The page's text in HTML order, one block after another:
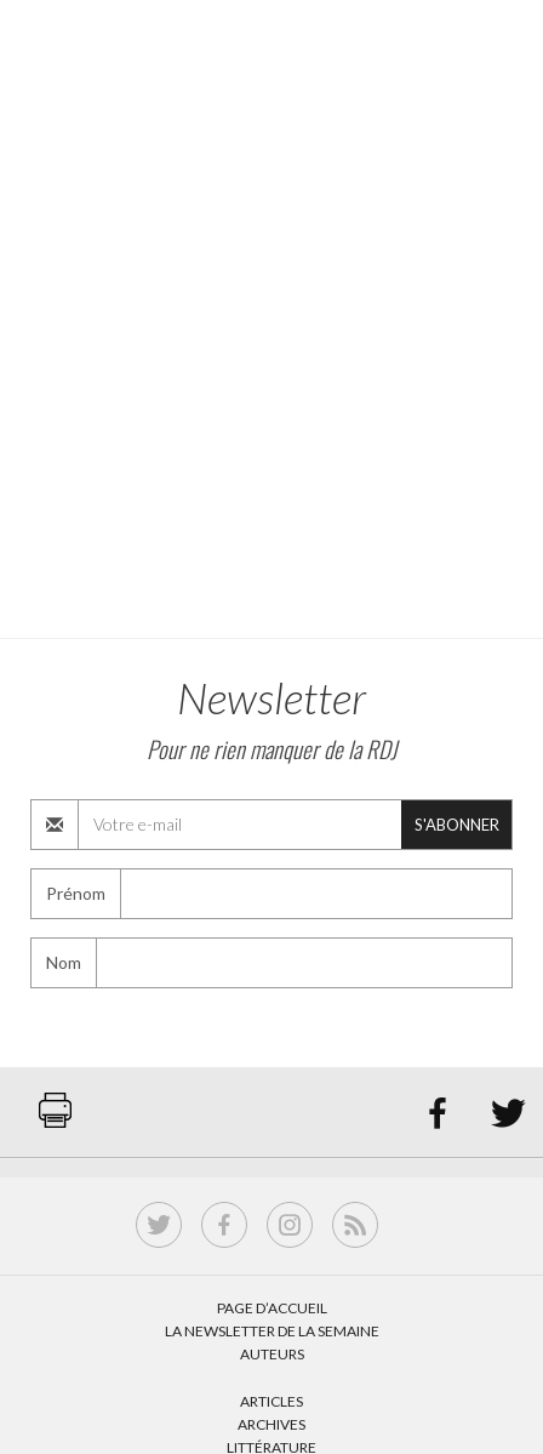
Newsletter
Pour ne rien manquer de la RDJ
S'ABONNER
Prénom
Nom
 
PAGE D’ACCUEIL
LA NEWSLETTER DE LA SEMAINE
AUTEURS
ARTICLES
ARCHIVES
LITTÉRATURE